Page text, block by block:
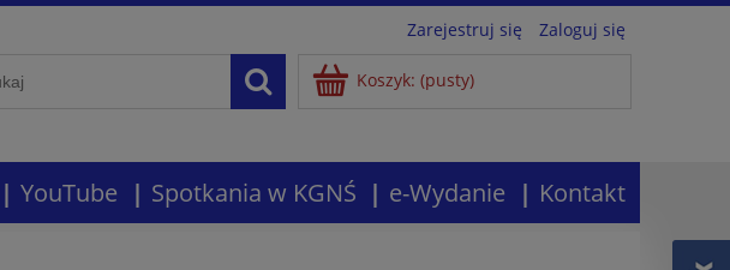
Zarejestruj się Zaloguj się
Koszyk: (pusty)
YouTube Spotkania w KGNŚ e-Wydanie Kontakt